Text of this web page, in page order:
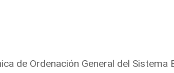
de Ordenación General del Sistema